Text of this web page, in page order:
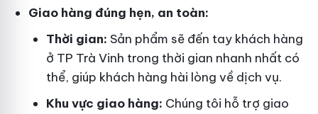
Giao hàng đúng hẹn, an toàn:
Thời gian: Sản phẩm sẽ đến tay khách hàng
ở TP Trà Vinh trong thời gian nhanh nhất có
thể, giúp khách hàng hài lòng về dịch vụ.
Khu vực giao hàng: Chúng tôi hỗ trợ giao